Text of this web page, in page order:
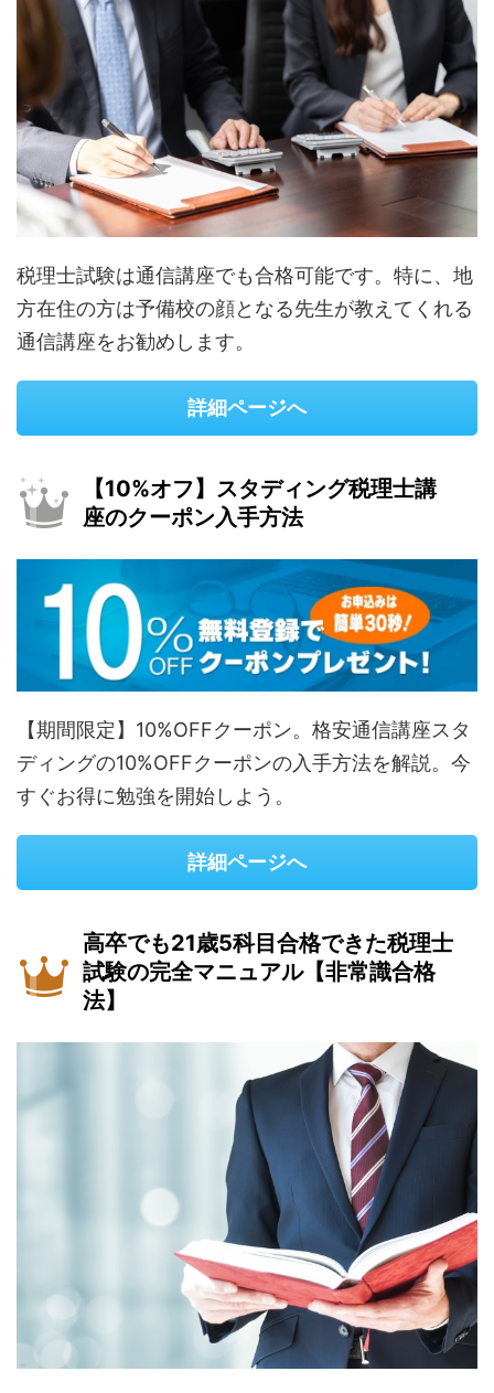
税理士試験は通信講座でも合格可能です。特に、地
方在住の方は予備校の顔となる先生が教えてくれる
通信講座をお勧めします。
詳細ページへ
【10%オフ】スタディング税理士講
座のクーポン入手方法
【期間限定】10%OFFクーポン。格安通信講座スタ
ディングの10%OFFクーポンの入手方法を解説。今
すぐお得に勉強を開始しよう。
詳細ページへ
高卒でも21歳5科目合格できた税理士
試験の完全マニュアル【非常識合格
法】